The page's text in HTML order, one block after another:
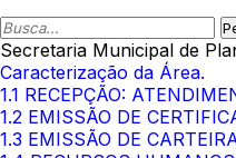
Secretaria Municipal de
Caracterização da Área.
1.1 RECEPÇÃO:
1.2 EMISSÃO DE
1.3 EMISSÃO DE